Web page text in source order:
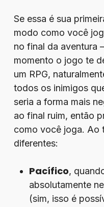
Se essa é sua
modo como você
no final da aventura
momento o jogo te
um RPG,
todos os inimigos
seria a forma mais
ao final ruim, então
como você joga. Ao
diferentes:
Pacífico,
absolutamente
(sim, isso é